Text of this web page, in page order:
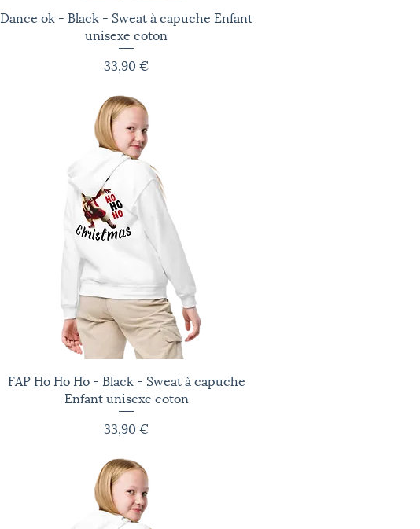
Aperçu rapide
Dance ok - Black - Sweat à capuche Enfant
unisexe coton
Prix
33,90 €
Aperçu rapide
FAP Ho Ho Ho - Black - Sweat à capuche
Enfant unisexe coton
Prix
33,90 €